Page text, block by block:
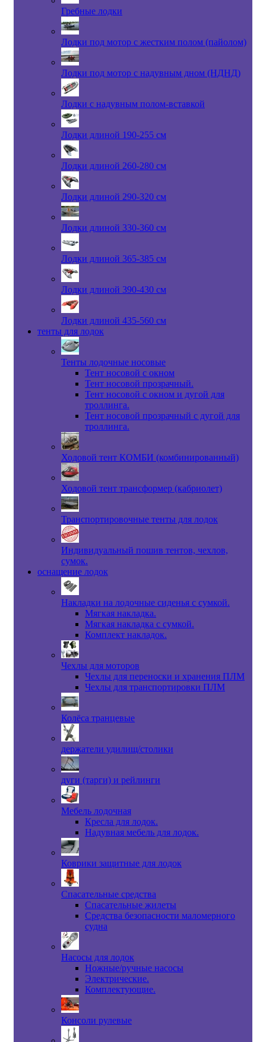
Гребные лодки
Лодки под мотор с жестким полом (пайолом)
Лодки под мотор с надувным дном (НДНД)
Лодки с надувным полом-вставкой
Лодки длиной 190-255 см
Лодки длиной 260-280 см
Лодки длиной 290-320 см
Лодки длиной 330-360 см
Лодки длиной 365-385 см
Лодки длиной 390-430 см
Лодки длиной 435-560 см
тенты для лодок
Тенты лодочные носовые
Тент носовой с окном
Тент носовой прозрачный.
Тент носовой с окном и дугой для
троллинга.
Тент носовой прозрачный с дугой для
троллинга.
Ходовой тент КОМБИ (комбинированный)
Ходовой тент трансформер (кабриолет)
Транспортировочные тенты для лодок
Индивидуальный пошив тентов, чехлов,
сумок.
оснащение лодок
Накладки на лодочные сиденья с сумкой.
Мягкая накладка.
Мягкая накладка с сумкой.
Комплект накладок.
Чехлы для моторов
Чехлы для переноски и хранения ПЛМ
Чехлы для транспортировки ПЛМ
Колёса транцевые
держатели удилищ/столики
дуги (тарги) и рейлинги
Мебель лодочная
Кресла для лодок.
Надувная мебель для лодок.
Коврики защитные для лодок
Спасательные средства
Спасательные жилеты
Средства безопасности маломерного
судна
Насосы для лодок
Ножные/ручные насосы
Электрические.
Комплектующие.
Консоли рулевые